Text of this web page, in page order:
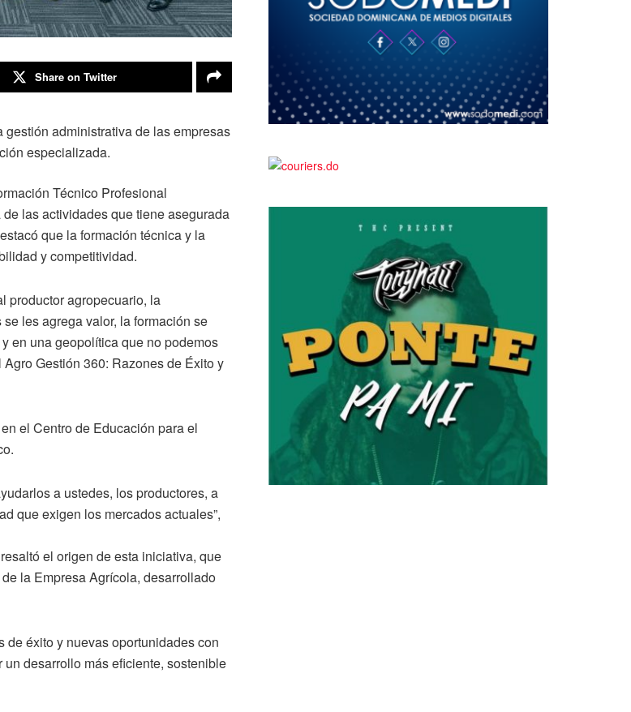
Share on Twitter
administrativa de las empresas
especializada.
Técnico Profesional
las actividades que tiene asegurada
que la formación técnica y la
y competitividad.
productor agropecuario, la
les agrega valor, la formación se
en una geopolítica que no podemos
Gestión 360: Razones de Éxito y
el Centro de Educación para el
a ustedes, los productores, a
que exigen los mercados actuales”,
el origen de esta iniciativa, que
la Empresa Agrícola, desarrollado
de éxito y nuevas oportunidades con
desarrollo más eficiente, sostenible